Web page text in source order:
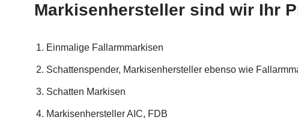
Markisenhersteller sind wir Ihr
Einmalige Fallarmmarkisen
Schattenspender, Markisenhersteller ebenso wie
Schatten Markisen
Markisenhersteller AIC, FDB